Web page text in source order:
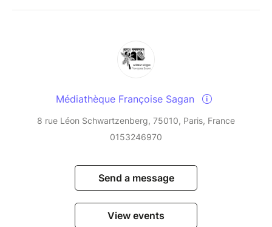
Médiathèque Françoise Sagan
8 rue Léon Schwartzenberg, 75010, Paris, France
0153246970
Send a message
View events